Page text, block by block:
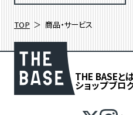
TOP 商品・サービス
THE BASEと
ショップブロ